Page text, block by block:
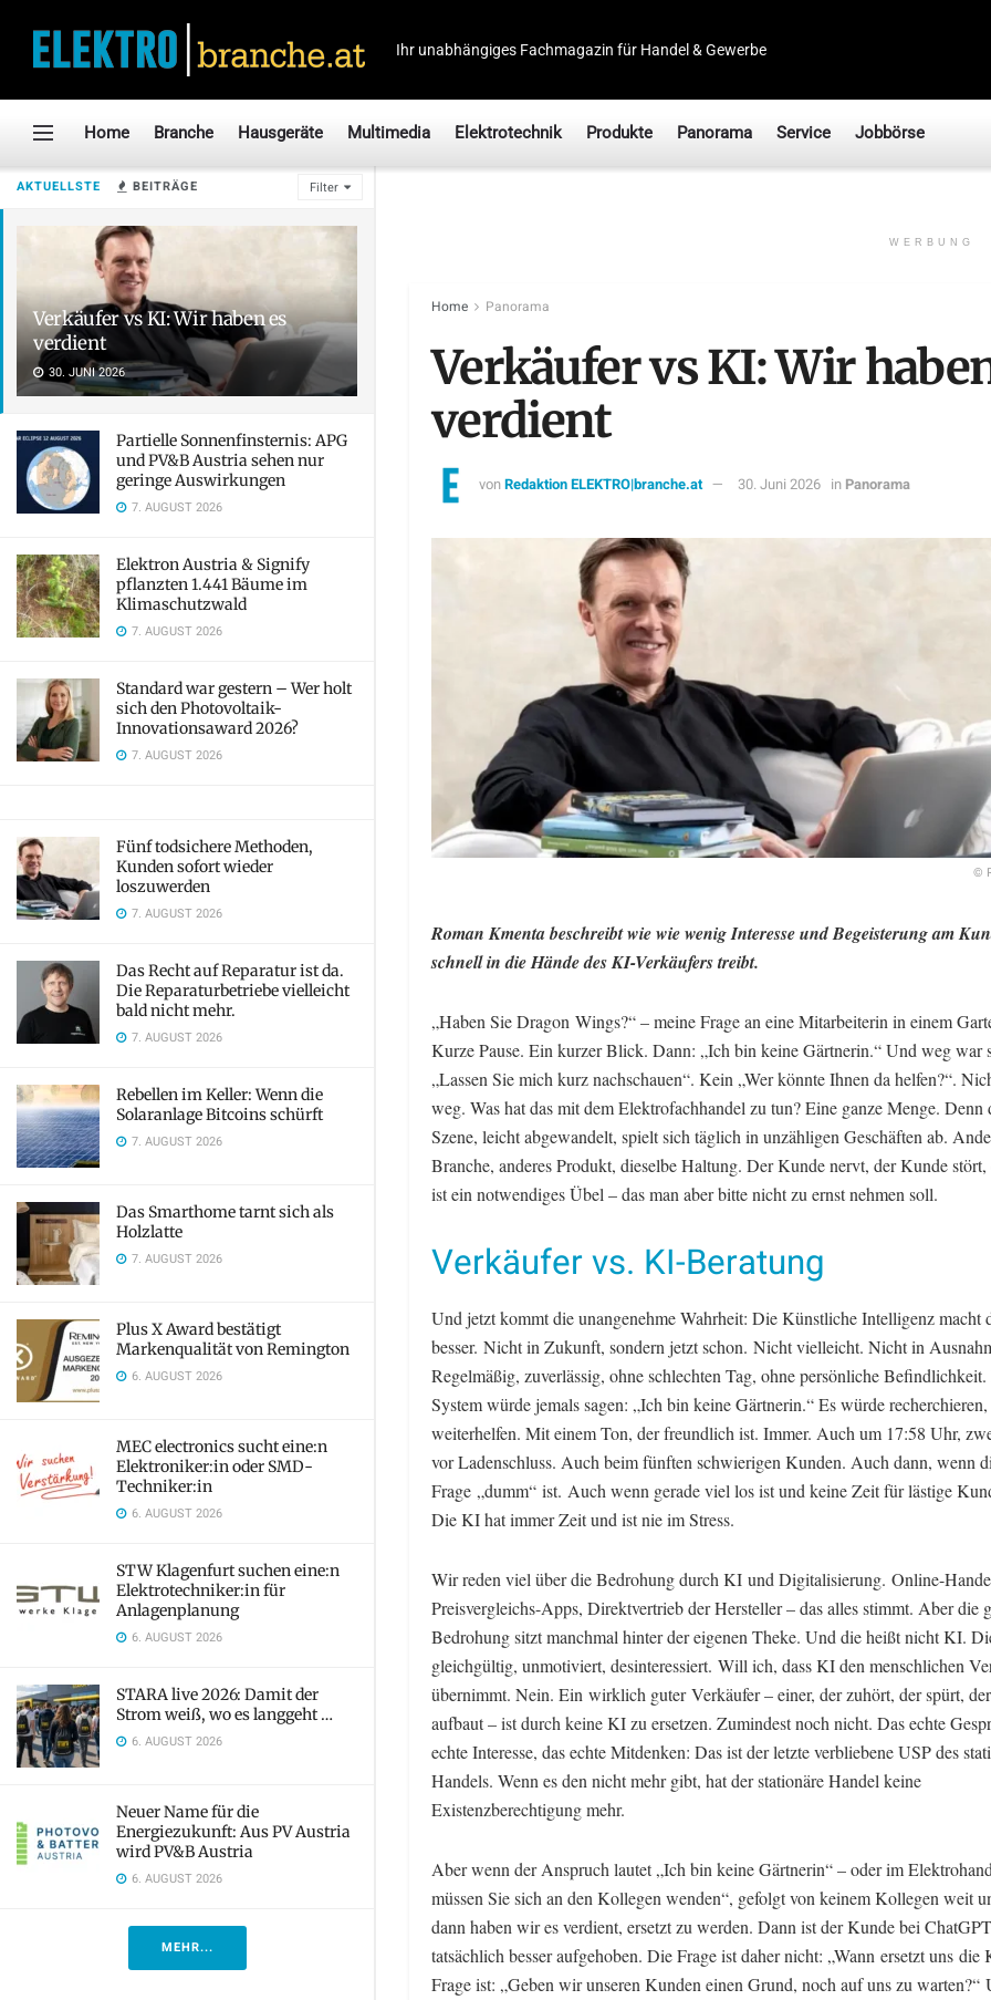
AKTUELLSTE BEITRÄGE Filter
Verkäufer vs KI: Wir haben es
verdient
30. JUNI 2026
Partielle Sonnenfinsternis: APG
und PV&B Austria sehen nur
geringe Auswirkungen
7. AUGUST 2026
Elektron Austria & Signify
pflanzten 1.441 Bäume im
Klimaschutzwald
7. AUGUST 2026
Standard war gestern – Wer holt
sich den Photovoltaik-
Innovationsaward 2026?
7. AUGUST 2026
Fünf todsichere Methoden,
Kunden sofort wieder
loszuwerden
7. AUGUST 2026
Das Recht auf Reparatur ist da.
Die Reparaturbetriebe vielleicht
bald nicht mehr.
7. AUGUST 2026
Rebellen im Keller: Wenn die
Solaranlage Bitcoins schürft
7. AUGUST 2026
Das Smarthome tarnt sich als
Holzlatte
7. AUGUST 2026
Plus X Award bestätigt
Markenqualität von Remington
6. AUGUST 2026
MEC electronics sucht eine:n
Elektroniker:in oder SMD-
Techniker:in
6. AUGUST 2026
STW Klagenfurt suchen eine:n
Elektrotechniker:in für
Anlagenplanung
6. AUGUST 2026
STARA live 2026: Damit der
Strom weiß, wo es langgeht …
6. AUGUST 2026
Neuer Name für die
Energiezukunft: Aus PV Austria
wird PV&B Austria
6. AUGUST 2026
MEHR...
Ihr unabhängiges Fachmagazin für Handel & Gewerbe
Home Branche Hausgeräte Multimedia Elektrotechnik Produkte Panorama Service Jobbörse
WERBUNG
Home Panorama
Verkäufer vs KI: Wir
verdient
vonRedaktion ELEKTRO|branche.at 30. Juni 2026 in Panorama
©
Roman Kmenta beschreibt wie wie wenig Interesse und Begeisterung am
schnell in die Hände des KI-Verkäufers treibt.
„Haben Sie Dragon Wings?“ – meine Frage an eine Mitarbeiterin in einem
Kurze Pause. Ein kurzer Blick. Dann: „Ich bin keine Gärtnerin.“ Und weg war
„Lassen Sie mich kurz nachschauen“. Kein „Wer könnte Ihnen da helfen?“.
weg. Was hat das mit dem Elektrofachhandel zu tun? Eine ganze Menge. Denn
Szene, leicht abgewandelt, spielt sich täglich in unzähligen Geschäften ab.
Branche, anderes Produkt, dieselbe Haltung. Der Kunde nervt, der Kunde
ist ein notwendiges Übel – das man aber bitte nicht zu ernst nehmen soll.
Verkäufer vs. KI-Beratung
Und jetzt kommt die unangenehme Wahrheit: Die Künstliche Intelligenz macht
besser. Nicht in Zukunft, sondern jetzt schon. Nicht vielleicht. Nicht in
Regelmäßig, zuverlässig, ohne schlechten Tag, ohne persönliche
System würde jemals sagen: „Ich bin keine Gärtnerin.“ Es würde
weiterhelfen. Mit einem Ton, der freundlich ist. Immer. Auch um 17:58 Uhr,
vor Ladenschluss. Auch beim fünften schwierigen Kunden. Auch dann, wenn
Frage „dumm“ ist. Auch wenn gerade viel los ist und keine Zeit für lästige
Die KI hat immer Zeit und ist nie im Stress.
Wir reden viel über die Bedrohung durch KI und Digitalisierung. Online-
Preisvergleichs-Apps, Direktvertrieb der Hersteller – das alles stimmt. Aber die
Bedrohung sitzt manchmal hinter der eigenen Theke. Und die heißt nicht KI.
gleichgültig, unmotiviert, desinteressiert. Will ich, dass KI den menschlichen
übernimmt. Nein. Ein wirklich guter Verkäufer – einer, der zuhört, der spürt,
aufbaut – ist durch keine KI zu ersetzen. Zumindest noch nicht. Das echte
echte Interesse, das echte Mitdenken: Das ist der letzte verbliebene USP des
Handels. Wenn es den nicht mehr gibt, hat der stationäre Handel keine
Existenzberechtigung mehr.
Aber wenn der Anspruch lautet „Ich bin keine Gärtnerin“ – oder im
müssen Sie sich an den Kollegen wenden“, gefolgt von keinem Kollegen weit
dann haben wir es verdient, ersetzt zu werden. Dann ist der Kunde bei
tatsächlich besser aufgehoben. Die Frage ist daher nicht: „Wann ersetzt uns die
Frage ist: „Geben wir unseren Kunden einen Grund, noch auf uns zu warten?“